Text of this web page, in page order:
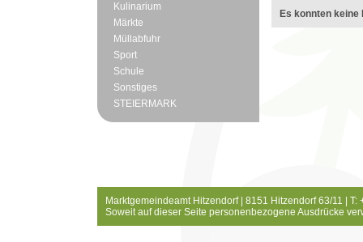
Kulinarium
Märkte
Müllabfuhr
Sport
Schule
Sonstiges
STEIERMARK
Es konnten keine
Marktgemeindeamt Hitzendorf | 8151 Hitzendorf 63/11 |
Soweit auf dieser Seite personenbezogene Ausdrücke